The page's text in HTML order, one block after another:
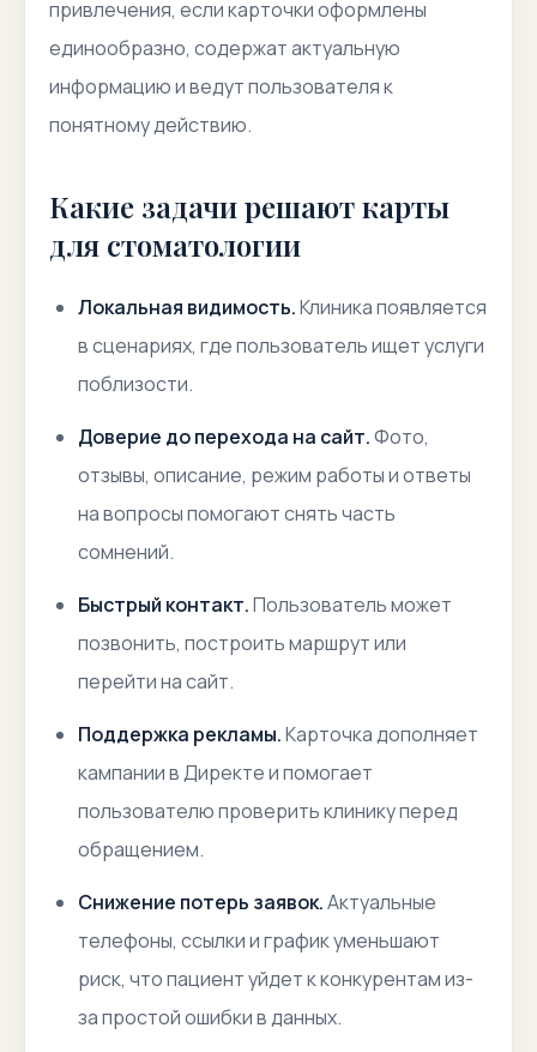
привлечения, если карточки оформлены
единообразно, содержат актуальную
информацию и ведут пользователя к
понятному действию.
Какие задачи решают карты
для стоматологии
Локальная видимость.Клиника появляется
в сценариях, где пользователь ищет услуги
поблизости.
Доверие до перехода на сайт.Фото,
отзывы, описание, режим работы и ответы
на вопросы помогают снять часть
сомнений.
Быстрый контакт.Пользователь может
позвонить, построить маршрут или
перейти на сайт.
Поддержка рекламы.Карточка дополняет
кампании в Директе и помогает
пользователю проверить клинику перед
обращением.
Снижение потерь заявок.Актуальные
телефоны, ссылки и график уменьшают
риск, что пациент уйдет к конкурентам из-
за простой ошибки в данных.